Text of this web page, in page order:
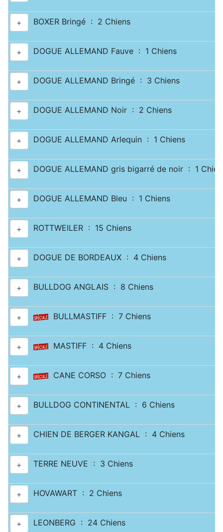
+ BOXER Bringé : 2 Chiens
+ DOGUE ALLEMAND Fauve : 1 Chiens
+ DOGUE ALLEMAND Bringé : 3 Chiens
+ DOGUE ALLEMAND Noir : 2 Chiens
+ DOGUE ALLEMAND Arlequin : 1 Chiens
+ DOGUE ALLEMAND gris bigarré de noir : 1
+ DOGUE ALLEMAND Bleu : 1 Chiens
+ ROTTWEILER : 15 Chiens
+ DOGUE DE BORDEAUX : 4 Chiens
+ BULLDOG ANGLAIS : 8 Chiens
+ BULLMASTIFF : 7 Chiens
+ MASTIFF : 4 Chiens
+ CANE CORSO : 7 Chiens
+ BULLDOG CONTINENTAL : 6 Chiens
+ CHIEN DE BERGER KANGAL : 4 Chiens
+ TERRE NEUVE : 3 Chiens
+ HOVAWART : 2 Chiens
+ LEONBERG : 24 Chiens